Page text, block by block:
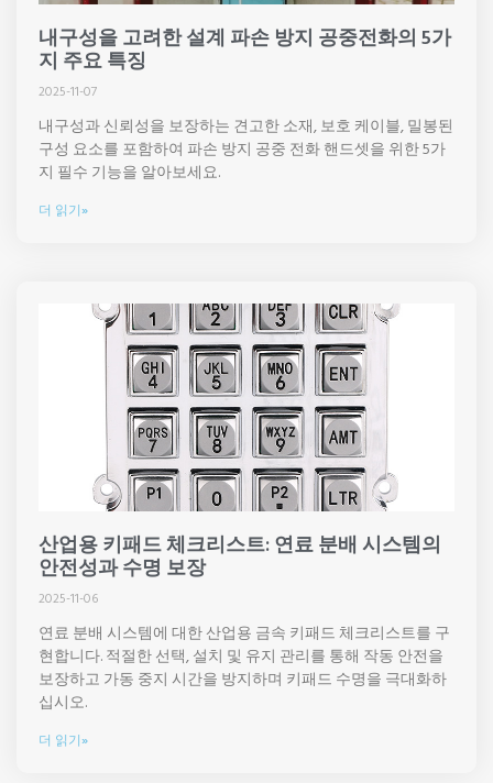
내구성을 고려한 설계 파손 방지 공중전화의 5가
지 주요 특징
2025-11-07
내구성과 신뢰성을 보장하는 견고한 소재, 보호 케이블, 밀봉된
구성 요소를 포함하여 파손 방지 공중 전화 핸드셋을 위한 5가
지 필수 기능을 알아보세요.
더 읽기»
산업용 키패드 체크리스트: 연료 분배 시스템의
안전성과 수명 보장
2025-11-06
연료 분배 시스템에 대한 산업용 금속 키패드 체크리스트를 구
현합니다. 적절한 선택, 설치 및 유지 관리를 통해 작동 안전을
보장하고 가동 중지 시간을 방지하며 키패드 수명을 극대화하
십시오.
더 읽기»